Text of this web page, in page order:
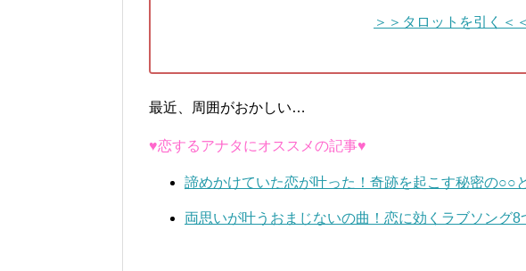
＞＞タロットを引く＜＜
最近、周囲がおかしい…
♥恋するアナタにオススメの記事♥
諦めかけていた恋が叶った！奇跡を起こす秘密の○○
両思いが叶うおまじないの曲！恋に効くラブソング8